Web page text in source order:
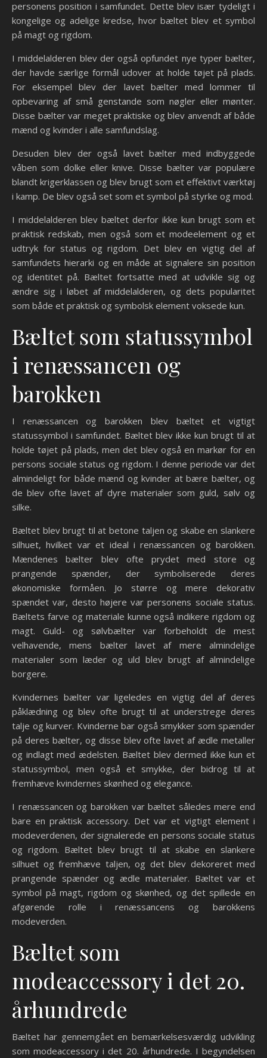
personens position i samfundet. Dette blev især tydeligt i
kongelige og adelige kredse, hvor bæltet blev et symbol
på magt og rigdom.
I middelalderen blev der også opfundet nye typer bælter,
der havde særlige formål udover at holde tøjet på plads.
For eksempel blev der lavet bælter med lommer til
opbevaring af små genstande som nøgler eller mønter.
Disse bælter var meget praktiske og blev anvendt af både
mænd og kvinder i alle samfundslag.
Desuden blev der også lavet bælter med indbyggede
våben som dolke eller knive. Disse bælter var populære
blandt krigerklassen og blev brugt som et effektivt værktøj
i kamp. De blev også set som et symbol på styrke og mod.
I middelalderen blev bæltet derfor ikke kun brugt som et
praktisk redskab, men også som et modeelement og et
udtryk for status og rigdom. Det blev en vigtig del af
samfundets hierarki og en måde at signalere sin position
og identitet på. Bæltet fortsatte med at udvikle sig og
ændre sig i løbet af middelalderen, og dets popularitet
som både et praktisk og symbolsk element voksede kun.
Bæltet som statussymbol
i renæssancen og
barokken
I renæssancen og barokken blev bæltet et vigtigt
statussymbol i samfundet. Bæltet blev ikke kun brugt til at
holde tøjet på plads, men det blev også en markør for en
persons sociale status og rigdom. I denne periode var det
almindeligt for både mænd og kvinder at bære bælter, og
de blev ofte lavet af dyre materialer som guld, sølv og
silke.
Bæltet blev brugt til at betone taljen og skabe en slankere
silhuet, hvilket var et ideal i renæssancen og barokken.
Mændenes bælter blev ofte prydet med store og
prangende spænder, der symboliserede deres
økonomiske formåen. Jo større og mere dekorativ
spændet var, desto højere var personens sociale status.
Bæltets farve og materiale kunne også indikere rigdom og
magt. Guld- og sølvbælter var forbeholdt de mest
velhavende, mens bælter lavet af mere almindelige
materialer som læder og uld blev brugt af almindelige
borgere.
Kvindernes bælter var ligeledes en vigtig del af deres
påklædning og blev ofte brugt til at understrege deres
talje og kurver. Kvinderne bar også smykker som spænder
på deres bælter, og disse blev ofte lavet af ædle metaller
og indlagt med ædelsten. Bæltet blev dermed ikke kun et
statussymbol, men også et smykke, der bidrog til at
fremhæve kvindernes skønhed og elegance.
I renæssancen og barokken var bæltet således mere end
bare en praktisk accessory. Det var et vigtigt element i
modeverdenen, der signalerede en persons sociale status
og rigdom. Bæltet blev brugt til at skabe en slankere
silhuet og fremhæve taljen, og det blev dekoreret med
prangende spænder og ædle materialer. Bæltet var et
symbol på magt, rigdom og skønhed, og det spillede en
afgørende rolle i renæssancens og barokkens
modeverden.
Bæltet som
modeaccessory i det 20.
århundrede
Bæltet har gennemgået en bemærkelsesværdig udvikling
som modeaccessory i det 20. århundrede. I begyndelsen